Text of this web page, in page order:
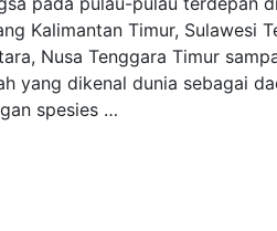
Kalimantan Timur, Sulawesi
Nusa Tenggara Timur
yang dikenal dunia sebagai
spesies …